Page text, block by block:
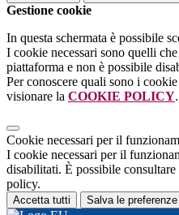
Gestione cookie
In questa schermata è possibile
I cookie necessari sono quelli
piattaforma e non è possibile
Per conoscere quali sono i
visionare la COOKIE POLICY.
Cookie necessari per il
I cookie necessari per il
disabilitati. È possibile
policy.
Accetta tutti Salva le preferenze